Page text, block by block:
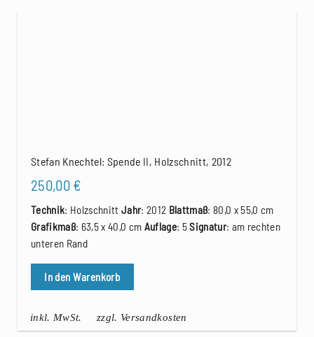
Stefan Knechtel: Spende II, Holzschnitt, 2012
250,00 €
Technik: HolzschnittJahr: 2012 Blattmaß: 80,0 x 55,0 cm
Grafikmaß: 63,5 x 40,0 cm Auflage: 5Signatur: am rechten
unteren Rand
In den Warenkorb
inkl. MwSt. zzgl. Versandkosten